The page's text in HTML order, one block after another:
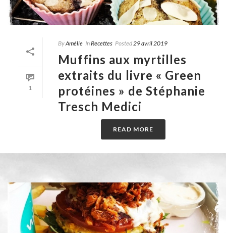
1
ByAmélie InRecettes Posted 29 avril 2019
Muffins aux myrtilles
extraits du livre « Green
protéines » de Stéphanie
Tresch Medici
READ MORE